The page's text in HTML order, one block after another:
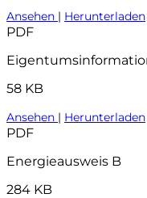
Ansehen | Herunterladen
PDF
58 KB
Ansehen | Herunterladen
PDF
Energieausweis B
284 KB